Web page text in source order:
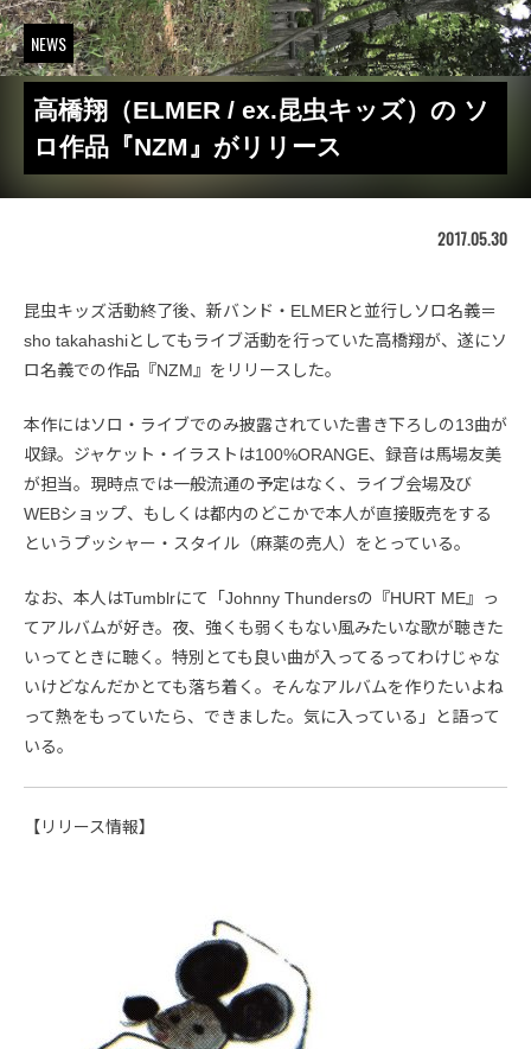
NEWS
高橋翔（ELMER / ex.昆虫キッズ）の ソ
ロ作品『NZM』がリリース
2017.05.30
昆虫キッズ活動終了後、新バンド・ELMERと並行しソロ名義＝
sho takahashiとしてもライブ活動を行っていた高橋翔が、遂にソ
ロ名義での作品『NZM』をリリースした。
本作にはソロ・ライブでのみ披露されていた書き下ろしの13曲が
収録。ジャケット・イラストは100%ORANGE、録音は馬場友美
が担当。現時点では一般流通の予定はなく、ライブ会場及び
WEBショップ、もしくは都内のどこかで本人が直接販売をする
というプッシャー・スタイル（麻薬の売人）をとっている。
なお、本人はTumblrにて「Johnny Thundersの『HURT ME』っ
てアルバムが好き。夜、強くも弱くもない風みたいな歌が聴きた
いってときに聴く。特別とても良い曲が入ってるってわけじゃな
いけどなんだかとても落ち着く。そんなアルバムを作りたいよね
って熱をもっていたら、できました。気に入っている」と語って
いる。
【リリース情報】